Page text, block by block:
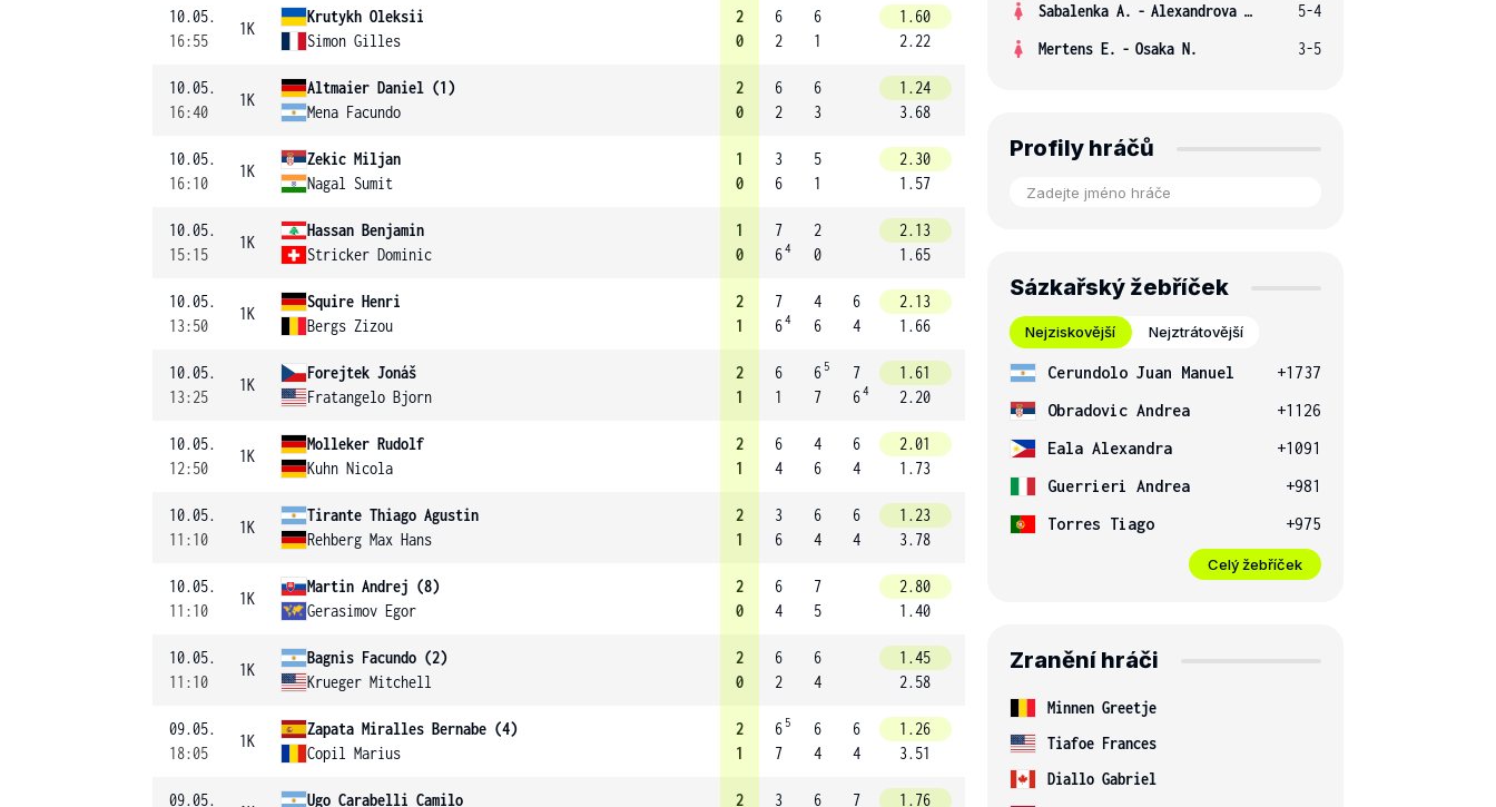
10.05.
16:55
1K
Krutykh Oleksii
Simon Gilles
2
0
6
2
6
1
1.60
2.22
10.05.
16:40
1K
Altmaier Daniel (1)
Mena Facundo
2
0
6
2
6
3
1.24
3.68
10.05.
16:10
1K
Zekic Miljan
Nagal Sumit
1
0
3
6
5
1
2.30
1.57
10.05.
15:15
1K
Hassan Benjamin
Stricker Dominic
1
0
7
64
2
0
2.13
1.65
10.05.
13:50
1K
Squire Henri
Bergs Zizou
2
1
7
64
4
6
6
4
2.13
1.66
10.05.
13:25
1K
Forejtek Jonáš
Fratangelo Bjorn
2
1
6
1
6 5
7
7
64
1.61
2.20
10.05.
12:50
1K
Molleker Rudolf
Kuhn Nicola
2
1
6
4
4
6
6
4
2.01
1.73
10.05.
11:10
1K
Tirante Thiago Agustin
Rehberg Max Hans
2
1
3
6
6
4
6
4
1.23
3.78
10.05.
11:10
1K
Martin Andrej (8)
Gerasimov Egor
2
0
6
4
7
5
2.80
1.40
10.05.
11:10
1K
Bagnis Facundo (2)
Krueger Mitchell
2
0
6
2
6
4
1.45
2.58
09.05.
18:05
1K
Zapata Miralles Bernabe (4)
Copil Marius
2
1
6 5
7
6
4
6
4
1.26
3.51
09.05. Ugo Carabelli Camilo 2 3 6 7 1.76
Sabalenka A. - Alexandrova E.
5-4
Mertens E. - Osaka N. 3-5
Profily hráčů
Sázkařský žebříček
Nejziskovější Nejztrátovější
Cerundolo Juan Manuel
+1737
Obradovic Andrea
+1126
Eala Alexandra
+1091
Guerrieri Andrea
+981
Torres Tiago
+975
Celý žebříček
Zranění hráči
Minnen Greetje
Tiafoe Frances
Diallo Gabriel